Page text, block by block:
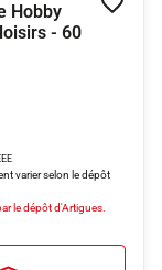
Hobby
- 60
varier selon le dépôt
le dépôt d'Artigues.